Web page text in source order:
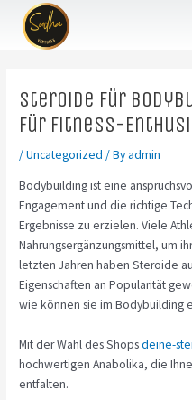
content
Steroide für
für Fitness-
/Uncategorized / Byadmin
Bodybuilding ist eine
Engagement und die richtige
Ergebnisse zu erzielen. Viele
Nahrungsergänzungsmittel, um
letzten Jahren haben Steroide
Eigenschaften an Popularität
wie können sie im Bodybuilding
Mit der Wahl des Shopsdeine-
hochwertigen Anabolika, die
entfalten.
Post
navigation